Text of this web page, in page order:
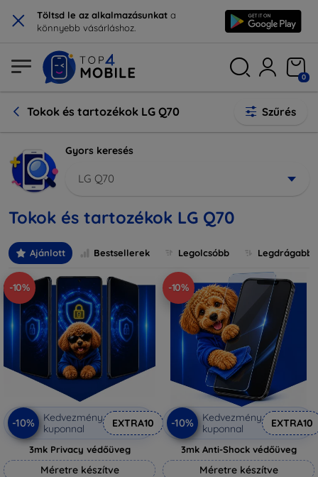
× Töltsd le az alkalmazásunkat a
könnyebb vásárláshoz.
0
Tokok és tartozékok LG Q70 Szűrés
Gyors keresés
LG Q70
Tokok és tartozékok LG Q70
Ajánlott Bestsellerek Legolcsóbb Legdrágabb
-10%
-10%
Kedvezmény
kuponnal
EXTRA10
3mk Privacy védőüveg
Méretre készítve
-10%
-10%
Kedvezmény
kuponnal
EXTRA10
3mk Anti-Shock védőüveg
Méretre készítve